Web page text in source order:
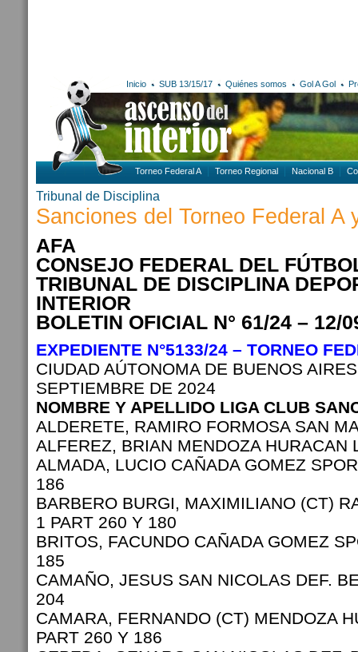
Inicio SUB 13/15/17 Quiénes somos Gol A Gol
Torneo Federal A Torneo Regional Nacional B
Tribunal de Disciplina
Sanciones del Torneo Federal A
AFA
CONSEJO FEDERAL DEL
TRIBUNAL DE DISCIPLINA
INTERIOR
BOLETIN OFICIAL N° 61/24 – 12/
EXPEDIENTE N°5133/24 – TORNEO
CIUDAD AÚTONOMA DE BUENOS
SEPTIEMBRE DE 2024
NOMBRE Y APELLIDO LIGA CLUB
ALDERETE, RAMIRO FORMOSA SAN
ALFEREZ, BRIAN MENDOZA HURACAN
ALMADA, LUCIO CAÑADA GOMEZ
186
BARBERO BURGI, MAXIMILIANO (CT)
1 PART 260 Y 180
BRITOS, FACUNDO CAÑADA GOMEZ
185
CAMAÑO, JESUS SAN NICOLAS DEF.
204
CAMARA, FERNANDO (CT) MENDOZA
PART 260 Y 186